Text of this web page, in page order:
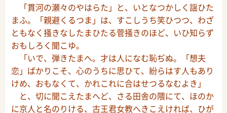
「貫河の瀬々のやはらた」と、いとなつかしく謡ひた
まふ。「親避くるつま」は、すこしうち笑ひつつ、わざ
ともなく掻きなしたまひたる菅掻きのほど、いひ知らず
おもしろく聞こゆ。
「いで、弾きたまへ。才は人になむ恥ぢぬ。「想夫
恋」ばかりこそ、心のうちに思ひて、紛らはす人もあり
けめ、おもなくて、かれこれに合はせつるなむよき」
と、切に聞こえたまへど、さる田舎の隈にて、ほのか
に京人と名のりける、古王君女教へきこえければ、ひが